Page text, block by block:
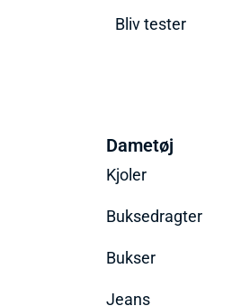
Bliv tester
Dametøj
Kjoler
Buksedragter
Bukser
Jeans